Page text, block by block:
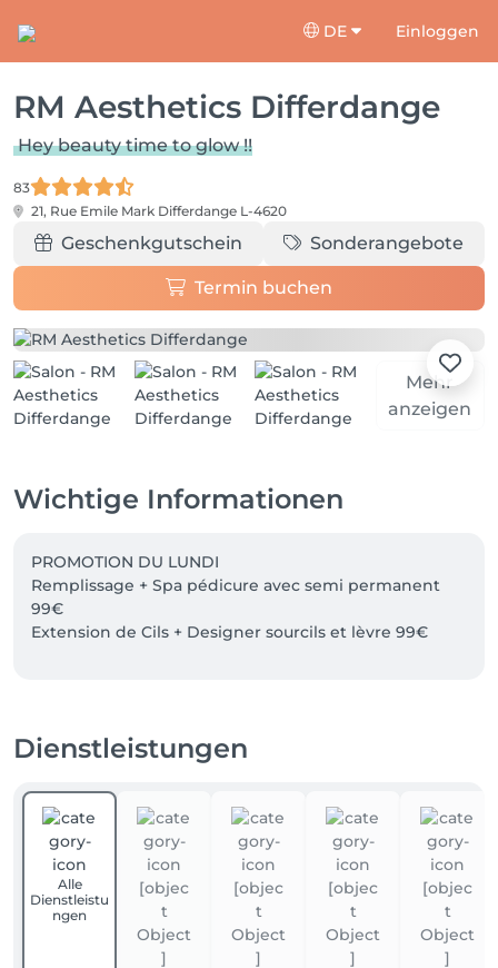
DE Einloggen
RM Aesthetics Differdange
Hey beauty time to glow !!
83
21, Rue Emile Mark Differdange L-4620
Geschenkgutschein Sonderangebote
Termin buchen
Mehr
anzeigen
Wichtige Informationen
PROMOTION DU LUNDI
Remplissage + Spa pédicure avec semi permanent
99€
Dienstleistungen
Alle
Dienstleistu
ngen